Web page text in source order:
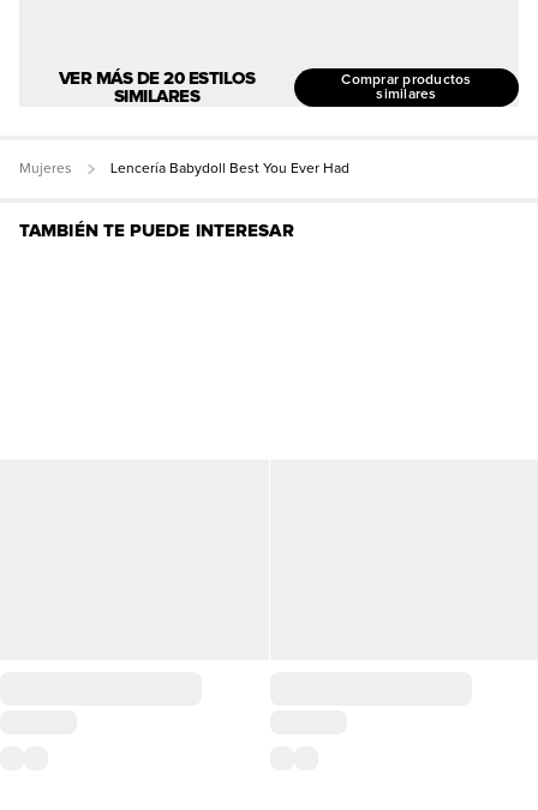
VER MÁS DE 20 ESTILOS
SIMILARES
Comprar productos
similares
Mujeres Lencería Babydoll Best You Ever Had
TAMBIÉN TE PUEDE INTERESAR